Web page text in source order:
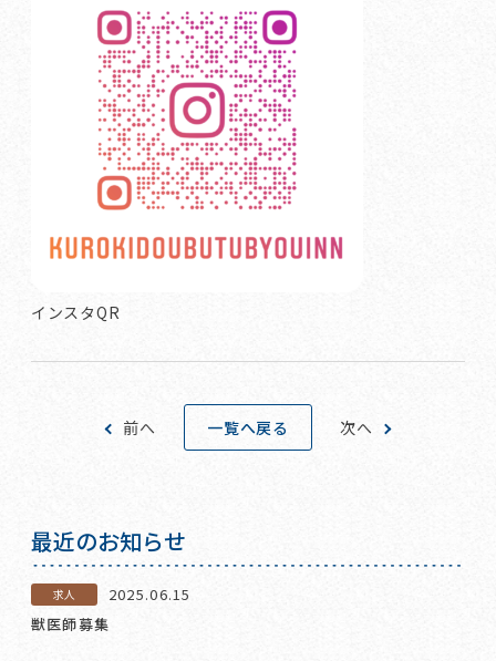
インスタQR
前へ 一覧へ戻る 次へ
最近のお知らせ
求人
2025.06.15
獣医師募集